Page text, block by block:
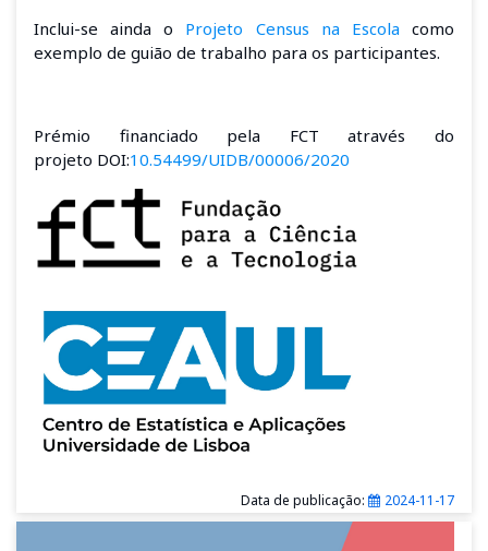
Inclui-se ainda o Projeto Census na Escola como
exemplo de guião de trabalho para os participantes.
Prémio financiado pela FCT através do
projeto DOI:10.54499/UIDB/00006/2020
Data de publicação: 2024-11-17